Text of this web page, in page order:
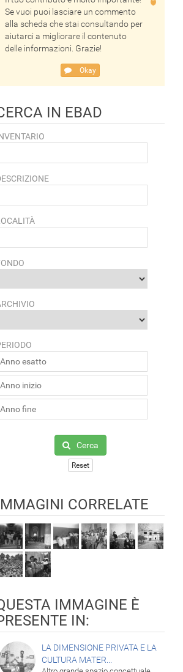
Se vuoi puoi lasciare un commento
alla scheda che stai consultando per
aiutarci a migliorare il contenuto
delle informazioni. Grazie!
Okay
IN EBAD
Cerca
Reset
CORRELATE
IMMAGINE È
IN:
LA DIMENSIONE PRIVATA E LA
CULTURA MATER...